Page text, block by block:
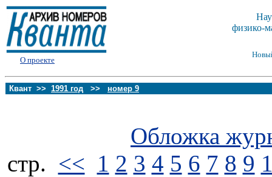
О проекте
физико-
Квант >> 1991 год >> номер 9
Обложка
стp. << 1 2 3 4 5 6 7 8 9